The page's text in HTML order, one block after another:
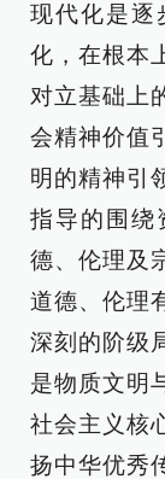
现代化是逐
化，在根本
对立基础上
会精神价值
明的精神引
指导的围绕
德、伦理及
道德、伦理
深刻的阶级
是物质文明
社会主义核
扬中华优秀